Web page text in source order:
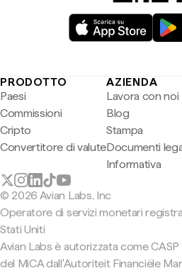
PRODOTTO
Paesi
Commissioni
Cripto
Convertitore di valute
AZIENDA
Lavora con noi
Blog
Stampa
Documenti
Informativa
© 2026 Avian Labs, Inc
Operatore di servizi monetari
Stati Uniti
Avian Labs è autorizzata come CASP
del MiCA dall'Autoriteit Financiële